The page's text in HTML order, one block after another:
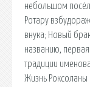
небольшом
Ротару
внука; Новый
названию,
традиции
Жизнь Роксоланы